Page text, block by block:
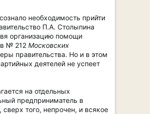
необходимость прийти
П.А. Столыпина
организацию помощи
в № 212 Московских
правительства. Но и в этом
деятелей не успеет
на отдельных
предприниматель в
того, непрочен, и всякое